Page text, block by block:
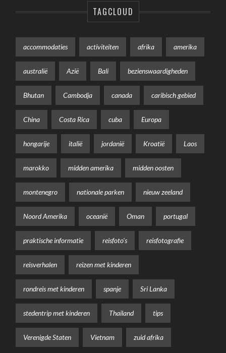
TAGCLOUD
accommodaties activiteiten afrika amerika
australië Azië Bali bezienswaardigheden
Bhutan Cambodja canada caribisch gebied
China Costa Rica cuba Europa
hongarije italië jordanië Kroatië Laos
marokko midden amerika midden oosten
montenegro nationale parken nieuw zeeland
Noord Amerika oceanië Oman portugal
praktische informatie reisfoto's reisfotografie
reisverhalen reizen met kinderen
rondreis met kinderen spanje Sri Lanka
stedentrip met kinderen Thailand tips
Verenigde Staten Vietnam zuid afrika